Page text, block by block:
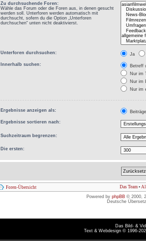
Zu durchsuchende Foren:
Wähle das Forum oder die Foren aus, in denen gesucht
werden soll. Unterforen werden automatisch mit
durchsucht, sofern du die Option „Unterforen
durchsuchen“ unten nicht deaktivierst.
Unterforen durchsuchen: Ja
Innerhalb suchen:
Betreff
Nur im
Nur im
Nur im
Ergebnisse anzeigen als: Beiträge
Ergebnisse sortieren nach:
Suchzeitraum begrenzen:
Die ersten:
Foren-Übersicht Das Team •
Powered by phpBB © 2000,
Deutsche
Das Bild- &
Text & Webdesign © 1996-